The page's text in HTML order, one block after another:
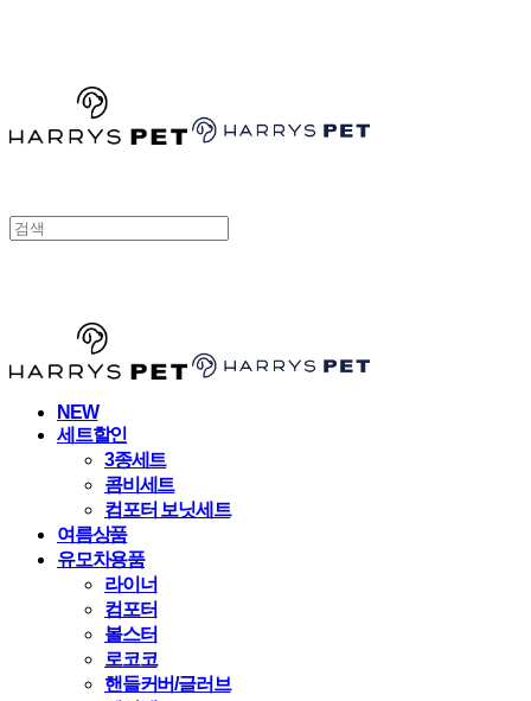
NEW
세트할인
3종세트
콤비세트
컴포터 보닛세트
여름상품
유모차용품
라이너
컴포터
볼스터
로코코
핸들커버/글러브